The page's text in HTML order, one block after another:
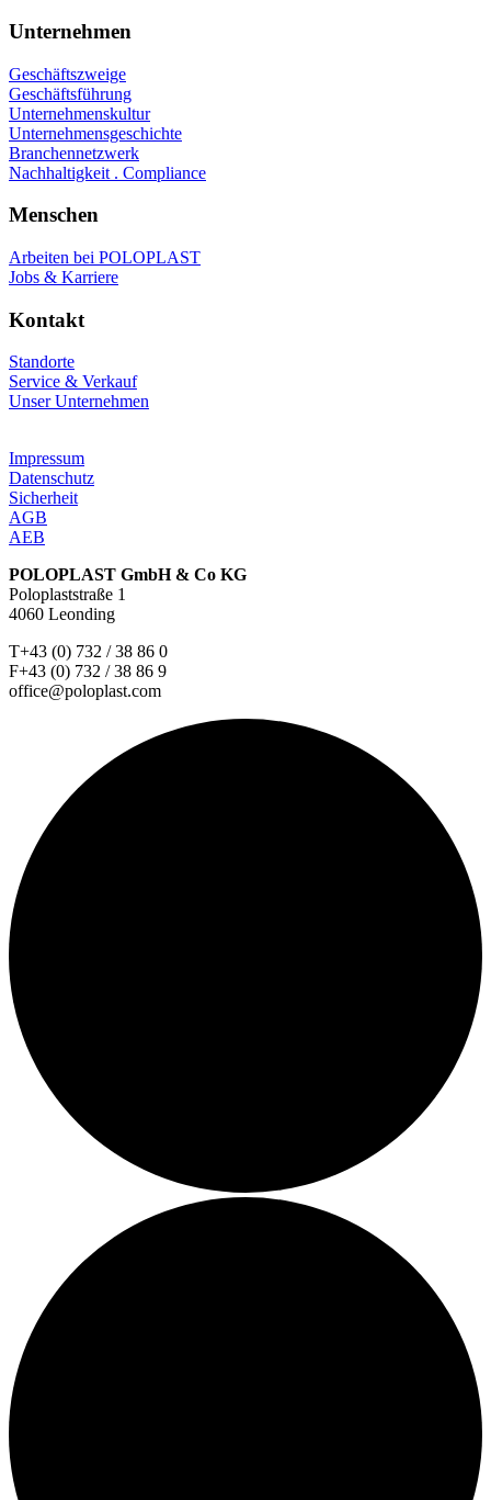
Unternehmen
Geschäftszweige
Geschäftsführung
Unternehmenskultur
Unternehmensgeschichte
Branchennetzwerk
Nachhaltigkeit . Compliance
Menschen
Arbeiten bei POLOPLAST
Jobs & Karriere
Kontakt
Standorte
Service & Verkauf
Unser Unternehmen
Impressum
Datenschutz
Sicherheit
AGB
AEB
POLOPLAST GmbH & Co KG
Poloplaststraße 1
4060 Leonding
T+43 (0) 732 / 38 86 0
F+43 (0) 732 / 38 86 9
office@poloplast.com